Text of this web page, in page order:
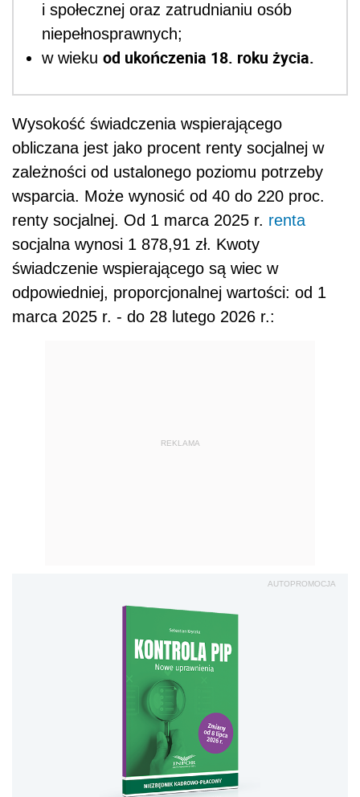
i społecznej oraz zatrudnianiu osób
niepełnosprawnych;
w wieku od ukończenia 18. roku życia.
Wysokość świadczenia wspierającego
obliczana jest jako procent renty socjalnej w
zależności od ustalonego poziomu potrzeby
wsparcia. Może wynosić od 40 do 220 proc.
renty socjalnej. Od 1 marca 2025 r. renta
socjalna wynosi 1 878,91 zł. Kwoty
świadczenie wspierającego są wiec w
odpowiedniej, proporcjonalnej wartości: od 1
marca 2025 r. - do 28 lutego 2026 r.:
REKLAMA
AUTOPROMOCJA